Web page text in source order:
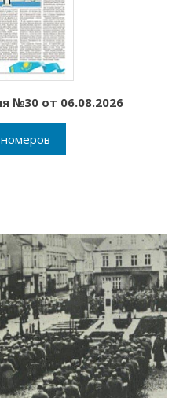
№30 от 06.08.2026